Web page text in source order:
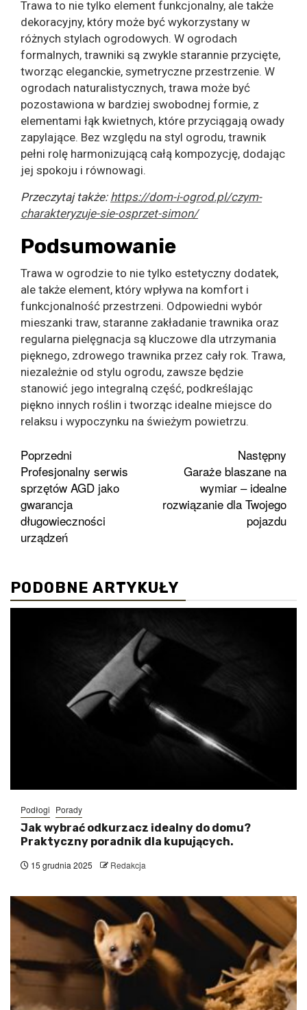
Trawa to nie tylko element funkcjonalny, ale także
dekoracyjny, który może być wykorzystany w
różnych stylach ogrodowych. W ogrodach
formalnych, trawniki są zwykle starannie przycięte,
tworząc eleganckie, symetryczne przestrzenie. W
ogrodach naturalistycznych, trawa może być
pozostawiona w bardziej swobodnej formie, z
elementami łąk kwietnych, które przyciągają owady
zapylające. Bez względu na styl ogrodu, trawnik
pełni rolę harmonizującą całą kompozycję, dodając
jej spokoju i równowagi.
Przeczytaj także: https://dom-i-ogrod.pl/czym-
charakteryzuje-sie-osprzet-simon/
Podsumowanie
Trawa w ogrodzie to nie tylko estetyczny dodatek,
ale także element, który wpływa na komfort i
funkcjonalność przestrzeni. Odpowiedni wybór
mieszanki traw, staranne zakładanie trawnika oraz
regularna pielęgnacja są kluczowe dla utrzymania
pięknego, zdrowego trawnika przez cały rok. Trawa,
niezależnie od stylu ogrodu, zawsze będzie
stanowić jego integralną część, podkreślając
piękno innych roślin i tworząc idealne miejsce do
relaksu i wypoczynku na świeżym powietrzu.
Zobacz
wpisy
Poprzedni
Profesjonalny serwis
sprzętów AGD jako
gwarancja
długowieczności
urządzeń
Następny
Garaże blaszane na
wymiar – idealne
rozwiązanie dla Twojego
pojazdu
PODOBNE ARTYKUŁY
Podłogi Porady
Jak wybrać odkurzacz idealny do domu?
Praktyczny poradnik dla kupujących.
15 grudnia 2025 Redakcja